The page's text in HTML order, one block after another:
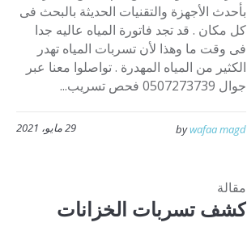
بأحدث الأجهزة والتقنيات الحديثة بالبحث فى
كل مكان . قد تجد فاتورة المياه عاليه جدا
فى وقت ما وهذا لأن تسربات المياه تهدر
الكثير من المياه المهدرة . تواصلوا معنا عبر
جوال 0507273739 فحص تسريب...
29 مايو، 2021 bywafaa magd
مقالة
كشف تسربات الخزانات